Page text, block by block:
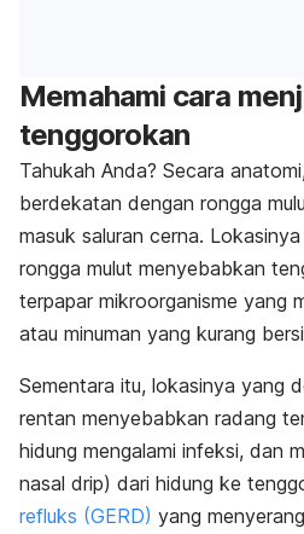
Memahami cara
tenggorokan
Tahukah Anda? Secara
berdekatan dengan rongga
masuk saluran cerna.
rongga mulut menyebabkan
terpapar mikroorganisme yang
atau minuman yang kurang
Sementara itu, lokasinya yang
rentan menyebabkan radang
hidung mengalami infeksi, dan
nasal drip) dari hidung ke
refluks (GERD) yang